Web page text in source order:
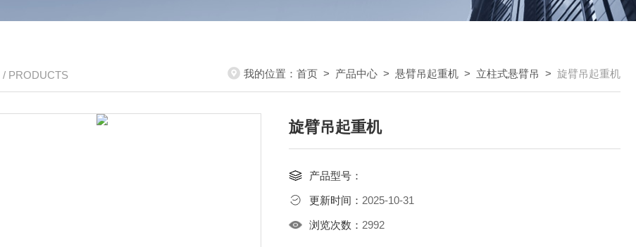
/ PRODUCTS 我的位置： 首页 > 产品中心 > 悬臂吊起重机 > 立柱式悬臂吊 > 旋臂吊起重机
旋臂吊起重机
产品型号：
更新时间： 2025-10-31
浏览次数： 2992